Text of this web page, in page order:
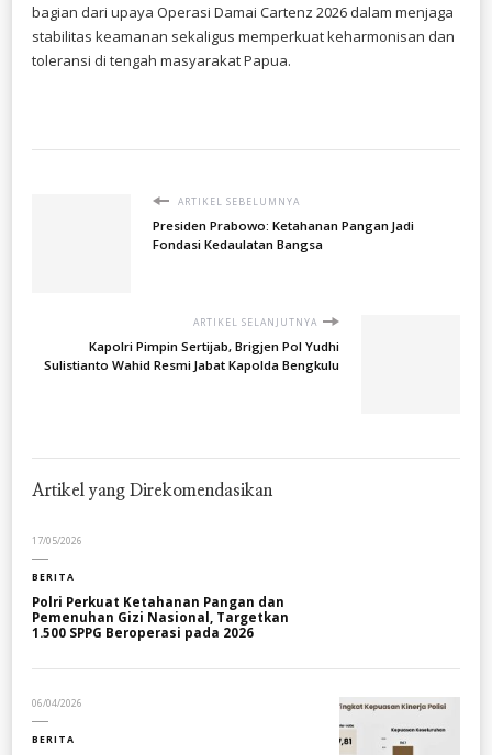
bagian dari upaya Operasi Damai Cartenz 2026 dalam menjaga
stabilitas keamanan sekaligus memperkuat keharmonisan dan
toleransi di tengah masyarakat Papua.
ARTIKEL SEBELUMNYA
Presiden Prabowo: Ketahanan Pangan Jadi
Fondasi Kedaulatan Bangsa
ARTIKEL SELANJUTNYA
Kapolri Pimpin Sertijab, Brigjen Pol Yudhi
Sulistianto Wahid Resmi Jabat Kapolda Bengkulu
Artikel yang Direkomendasikan
17/05/2026
BERITA
Polri Perkuat Ketahanan Pangan dan
Pemenuhan Gizi Nasional, Targetkan
1.500 SPPG Beroperasi pada 2026
06/04/2026
BERITA